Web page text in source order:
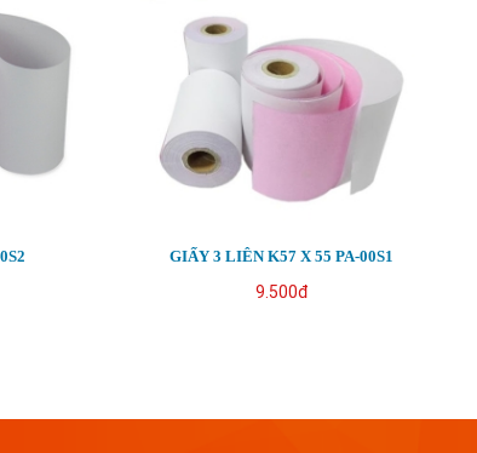
GIẤY 3 LIÊN K57 X 55 PA-00S1
9.500đ